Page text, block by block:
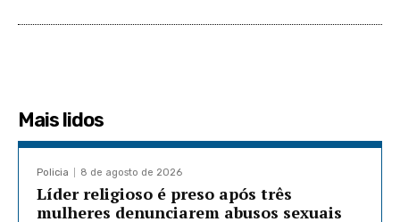
Mais lidos
Policia 8 de agosto de 2026
Líder religioso é preso após três
mulheres denunciarem abusos sexuais